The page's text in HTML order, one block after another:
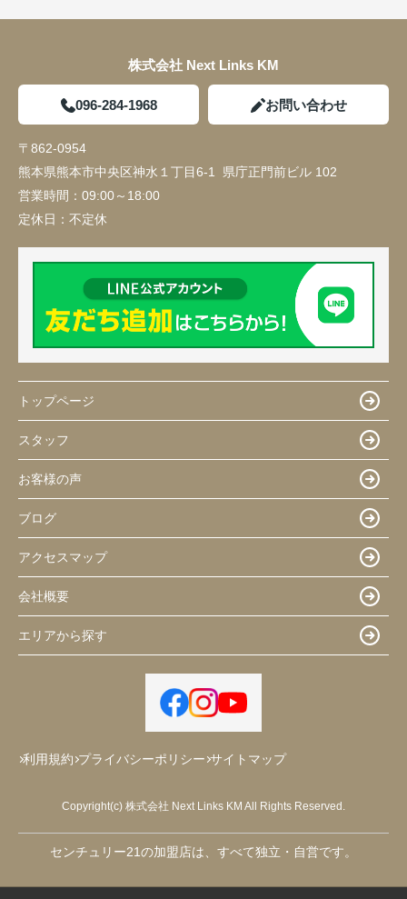
株式会社 Next Links KM
096-284-1968 お問い合わせ
〒862-0954
熊本県熊本市中央区神水１丁目6-1 県庁正門前ビル 102
営業時間： 09:00～18:00
定休日： 不定休
トップページ
スタッフ
お客様の声
ブログ
アクセスマップ
会社概要
エリアから探す
利用規約 プライバシーポリシー サイトマップ
Copyright(c) 株式会社 Next Links KM All Rights Reserved.
センチュリー21の加盟店は、すべて独立・自営です。